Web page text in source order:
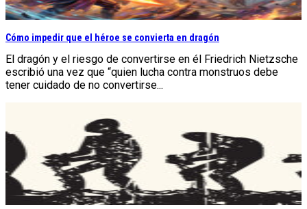
Cómo impedir que el héroe se convierta en dragón
El dragón y el riesgo de convertirse en él Friedrich Nietzsche
escribió una vez que “quien lucha contra monstruos debe
tener cuidado de no convertirse...